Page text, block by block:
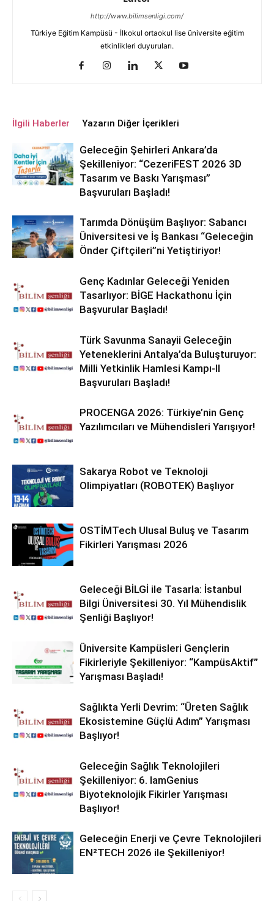
http://www.bilimsenligi.com/
Türkiye Eğitim Kampüsü - İlkokul ortaokul lise üniversite eğitim
etkinlikleri duyuruları.
İlgili Haberler Yazarın Diğer İçerikleri
Geleceğin Şehirleri Ankara’da
Şekilleniyor: “CezeriFEST 2026 3D
Tasarım ve Baskı Yarışması”
Başvuruları Başladı!
Tarımda Dönüşüm Başlıyor: Sabancı
Üniversitesi ve İş Bankası “Geleceğin
Önder Çiftçileri”ni Yetiştiriyor!
Genç Kadınlar Geleceği Yeniden
Tasarlıyor: BİGE Hackathonu İçin
Başvurular Başladı!
Türk Savunma Sanayii Geleceğin
Yeteneklerini Antalya’da Buluşturuyor:
Milli Yetkinlik Hamlesi Kampı-II
Başvuruları Başladı!
PROCENGA 2026: Türkiye’nin Genç
Yazılımcıları ve Mühendisleri Yarışıyor!
Sakarya Robot ve Teknoloji
Olimpiyatları (ROBOTEK) Başlıyor
OSTİMTech Ulusal Buluş ve Tasarım
Fikirleri Yarışması 2026
Geleceği BİLGİ ile Tasarla: İstanbul
Bilgi Üniversitesi 30. Yıl Mühendislik
Şenliği Başlıyor!
Üniversite Kampüsleri Gençlerin
Fikirleriyle Şekilleniyor: “KampüsAktif”
Yarışması Başladı!
Sağlıkta Yerli Devrim: “Üreten Sağlık
Ekosistemine Güçlü Adım” Yarışması
Başlıyor!
Geleceğin Sağlık Teknolojileri
Şekilleniyor: 6. IamGenius
Biyoteknolojik Fikirler Yarışması
Başlıyor!
Geleceğin Enerji ve Çevre Teknolojileri
EN²TECH 2026 ile Şekilleniyor!